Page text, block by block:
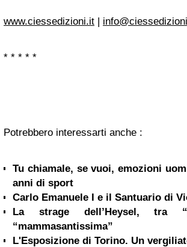
www.ciessedizioni.it |
* * * * *
Potrebbero interessarti anche :
Tu chiamale, se vuoi, emozioni
anni di sport
Carlo Emanuele I e il Santuario di
La strage dell’Heysel, tra
“mammasantissima”
L'Esposizione di Torino. Un